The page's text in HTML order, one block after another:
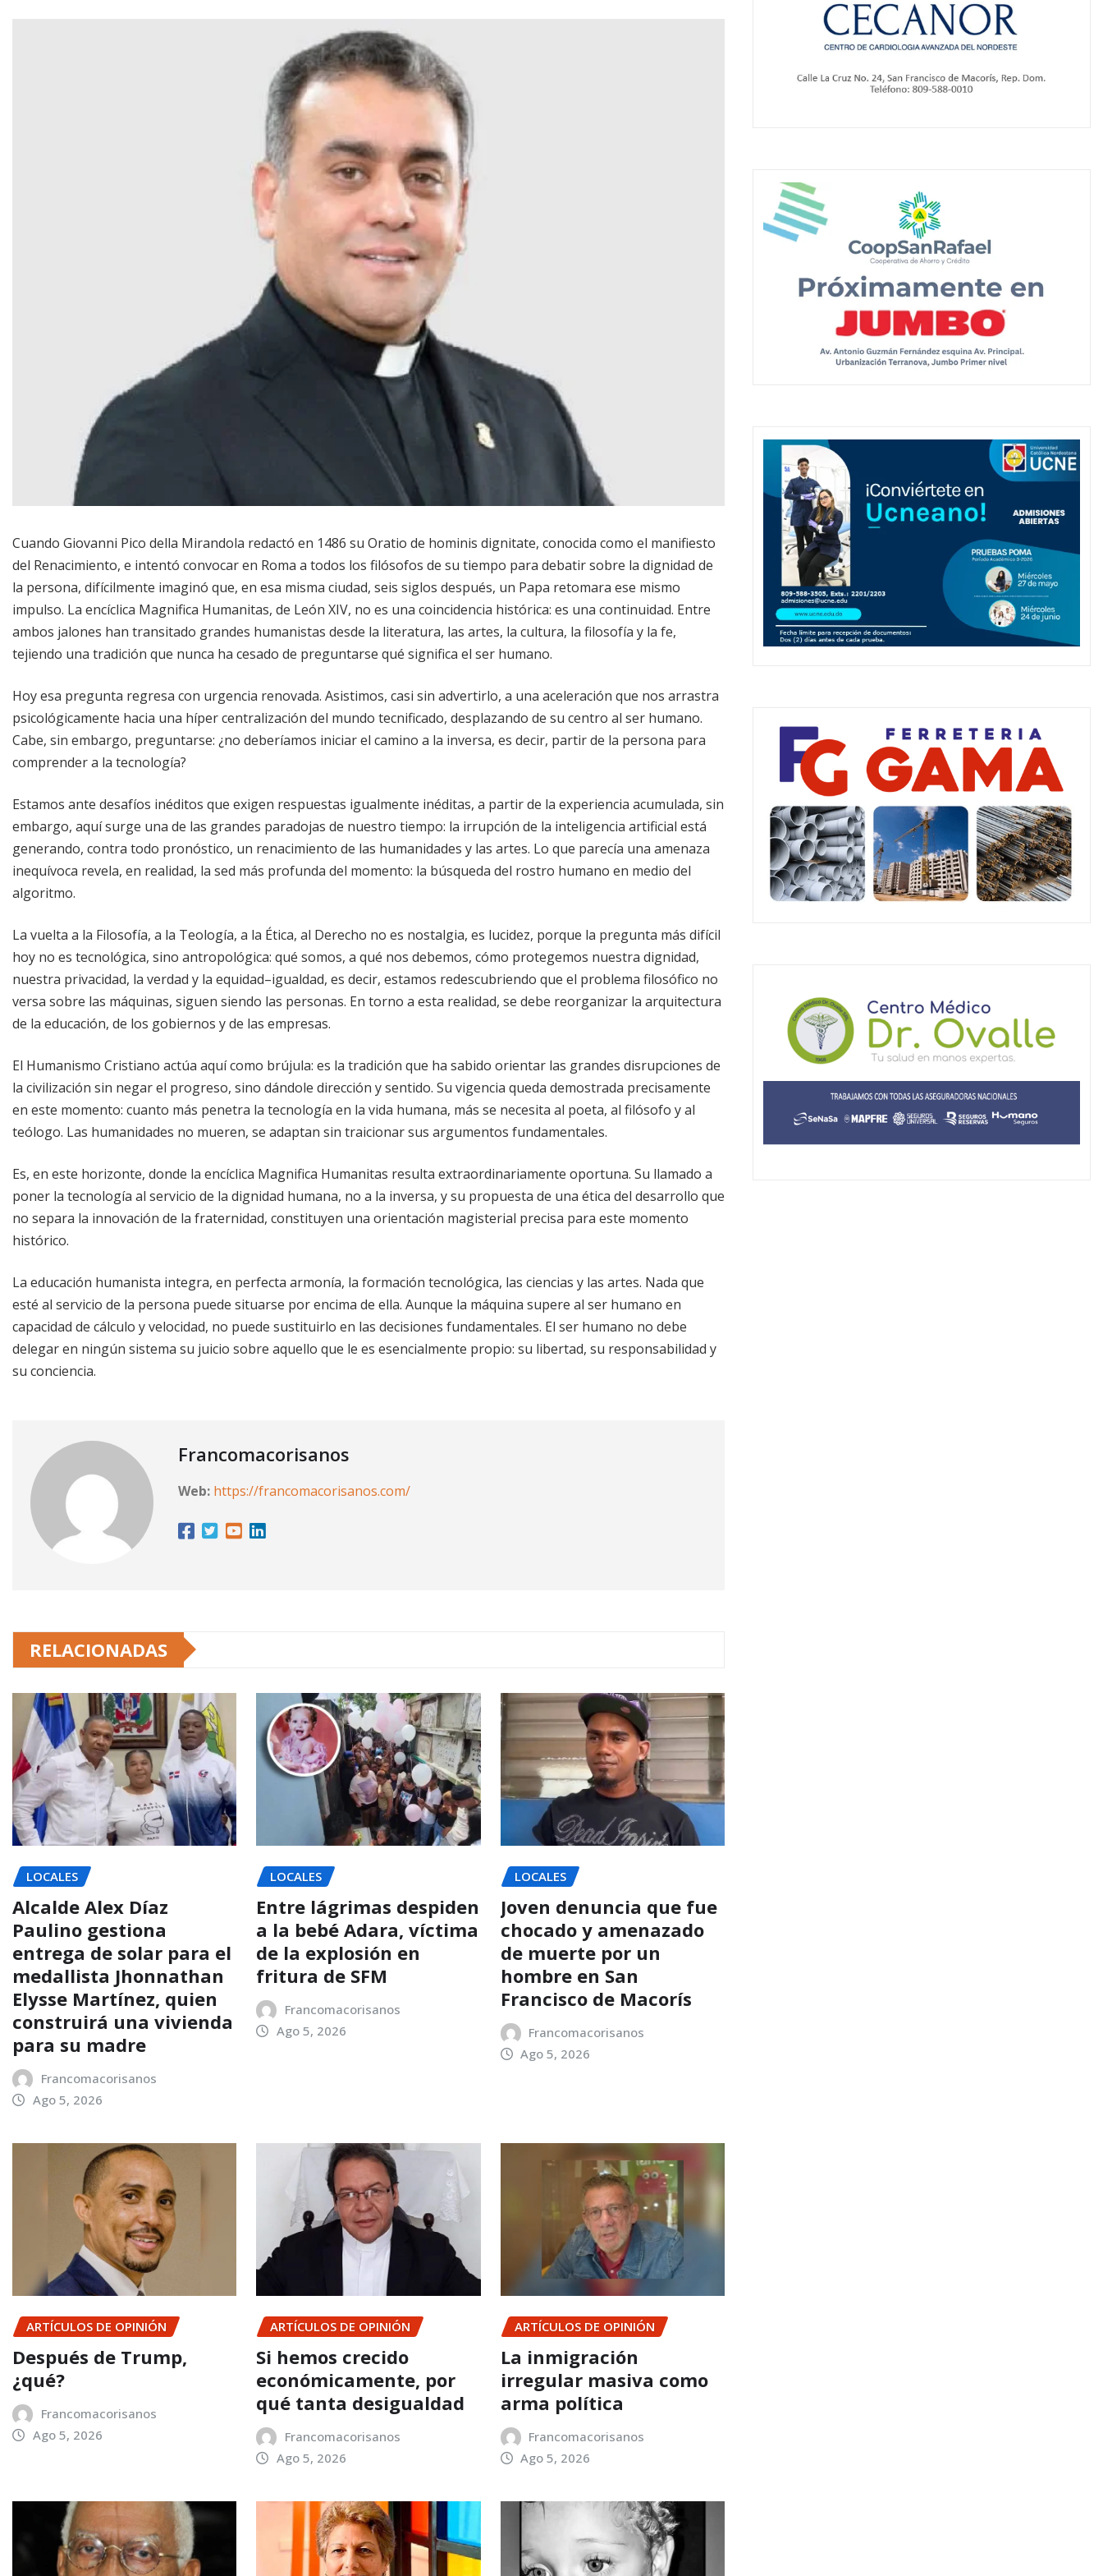
Cuando Giovanni Pico della Mirandola redactó en 1486 su Oratio de hominis dignitate, conocida como el manifiesto
del Renacimiento, e intentó convocar en Roma a todos los filósofos de su tiempo para debatir sobre la dignidad de
la persona, difícilmente imaginó que, en esa misma ciudad, seis siglos después, un Papa retomara ese mismo
impulso. La encíclica Magnifica Humanitas, de León XIV, no es una coincidencia histórica: es una continuidad. Entre
ambos jalones han transitado grandes humanistas desde la literatura, las artes, la cultura, la filosofía y la fe,
tejiendo una tradición que nunca ha cesado de preguntarse qué significa el ser humano.
Hoy esa pregunta regresa con urgencia renovada. Asistimos, casi sin advertirlo, a una aceleración que nos arrastra
psicológicamente hacia una híper centralización del mundo tecnificado, desplazando de su centro al ser humano.
Cabe, sin embargo, preguntarse: ¿no deberíamos iniciar el camino a la inversa, es decir, partir de la persona para
comprender a la tecnología?
Estamos ante desafíos inéditos que exigen respuestas igualmente inéditas, a partir de la experiencia acumulada, sin
embargo, aquí surge una de las grandes paradojas de nuestro tiempo: la irrupción de la inteligencia artificial está
generando, contra todo pronóstico, un renacimiento de las humanidades y las artes. Lo que parecía una amenaza
inequívoca revela, en realidad, la sed más profunda del momento: la búsqueda del rostro humano en medio del
algoritmo.
La vuelta a la Filosofía, a la Teología, a la Ética, al Derecho no es nostalgia, es lucidez, porque la pregunta más difícil
hoy no es tecnológica, sino antropológica: qué somos, a qué nos debemos, cómo protegemos nuestra dignidad,
nuestra privacidad, la verdad y la equidad–igualdad, es decir, estamos redescubriendo que el problema filosófico no
versa sobre las máquinas, siguen siendo las personas. En torno a esta realidad, se debe reorganizar la arquitectura
de la educación, de los gobiernos y de las empresas.
El Humanismo Cristiano actúa aquí como brújula: es la tradición que ha sabido orientar las grandes disrupciones de
la civilización sin negar el progreso, sino dándole dirección y sentido. Su vigencia queda demostrada precisamente
en este momento: cuanto más penetra la tecnología en la vida humana, más se necesita al poeta, al filósofo y al
teólogo. Las humanidades no mueren, se adaptan sin traicionar sus argumentos fundamentales.
Es, en este horizonte, donde la encíclica Magnifica Humanitas resulta extraordinariamente oportuna. Su llamado a
poner la tecnología al servicio de la dignidad humana, no a la inversa, y su propuesta de una ética del desarrollo que
no separa la innovación de la fraternidad, constituyen una orientación magisterial precisa para este momento
histórico.
La educación humanista integra, en perfecta armonía, la formación tecnológica, las ciencias y las artes. Nada que
esté al servicio de la persona puede situarse por encima de ella. Aunque la máquina supere al ser humano en
capacidad de cálculo y velocidad, no puede sustituirlo en las decisiones fundamentales. El ser humano no debe
delegar en ningún sistema su juicio sobre aquello que le es esencialmente propio: su libertad, su responsabilidad y
su conciencia.
Francomacorisanos
Web: https://francomacorisanos.com/
RELACIONADAS
LOCALES
Alcalde Alex Díaz
Paulino gestiona
entrega de solar para el
medallista Jhonnathan
Elysse Martínez, quien
construirá una vivienda
para su madre
Francomacorisanos
Ago 5, 2026
LOCALES
Entre lágrimas despiden
a la bebé Adara, víctima
de la explosión en
fritura de SFM
Francomacorisanos
Ago 5, 2026
LOCALES
Joven denuncia que fue
chocado y amenazado
de muerte por un
hombre en San
Francisco de Macorís
Francomacorisanos
Ago 5, 2026
ARTÍCULOS DE OPINIÓN
Después de Trump,
¿qué?
Francomacorisanos
Ago 5, 2026
ARTÍCULOS DE OPINIÓN
Si hemos crecido
económicamente, por
qué tanta desigualdad
Francomacorisanos
Ago 5, 2026
ARTÍCULOS DE OPINIÓN
La inmigración
irregular masiva como
arma política
Francomacorisanos
Ago 5, 2026